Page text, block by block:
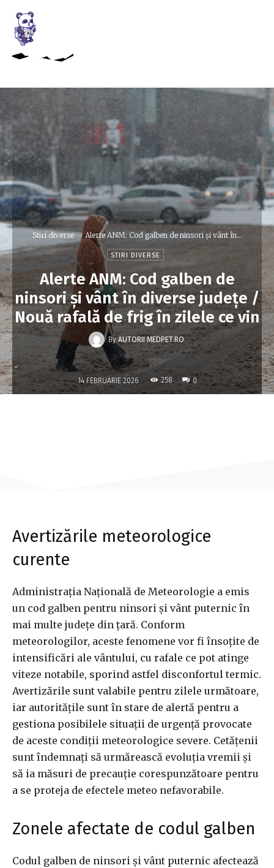
Stiri diverse Alerte ANM: Cod galben de ninsori și vânt în...
STIRI DIVERSE
Alerte ANM: Cod galben de
ninsori și vânt în diverse județe /
Nouă rafală de frig în zilele ce vin
By AUTORII MEDPET.RO
-
14 FEBRUARIE 2026 258 0
Avertizările meteorologice
curente
Administrația Națională de Meteorologie a emis
un cod galben pentru ninsori și vânt puternic în
mai multe județe din țară. Conform
meteorologilor, aceste fenomene vor fi însoțite de
intensificări ale vântului, cu rafale ce pot atinge
viteze notabile, sporind astfel disconfortul termic.
Avertizările sunt valabile pentru zilele următoare,
iar autoritățile sunt în stare de alertă pentru a
gestiona posibilele situații de urgență provocate
de aceste condiții meteorologice severe. Cetățenii
sunt îndemnați să urmărească evoluția vremii și
să ia măsuri de precauție corespunzătoare pentru
a se proteja de efectele meteo nefavorabile.
Zonele afectate de codul galben
Codul galben de ninsori și vânt puternic afectează